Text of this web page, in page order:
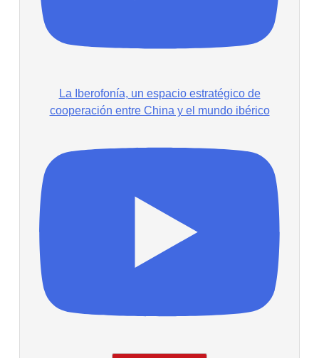
La Iberofonía, un espacio estratégico de
cooperación entre China y el mundo ibérico